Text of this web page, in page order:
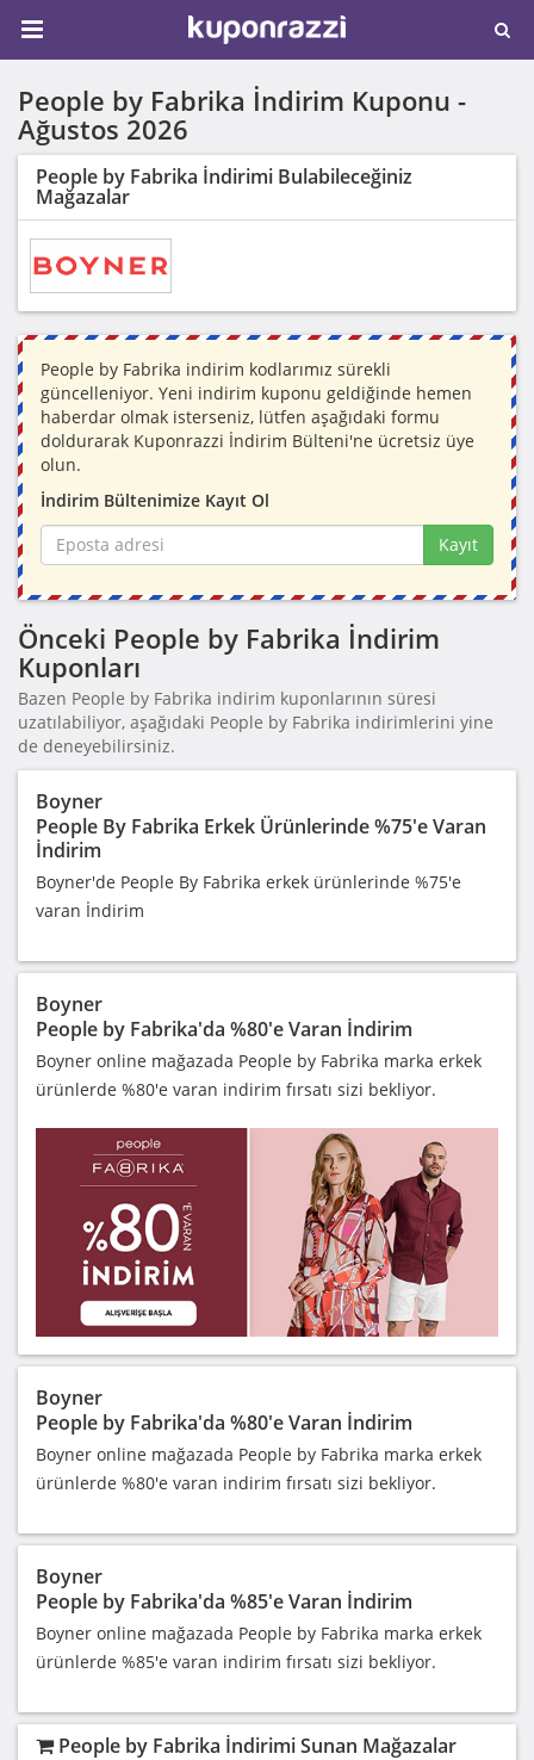
People by Fabrika İndirim Kuponu -
Ağustos 2026
People by Fabrika İndirimi Bulabileceğiniz
Mağazalar
People by Fabrika indirim kodlarımız sürekli
güncelleniyor. Yeni indirim kuponu geldiğinde hemen
haberdar olmak isterseniz, lütfen aşağıdaki formu
doldurarak Kuponrazzi İndirim Bülteni'ne ücretsiz üye
olun.
İndirim Bültenimize Kayıt Ol
Kayıt
Önceki People by Fabrika İndirim
Kuponları
Bazen People by Fabrika indirim kuponlarının süresi
uzatılabiliyor, aşağıdaki People by Fabrika indirimlerini yine
de deneyebilirsiniz.
Boyner
People By Fabrika Erkek Ürünlerinde %75'e Varan
İndirim
Boyner'de People By Fabrika erkek ürünlerinde %75'e
varan İndirim
Boyner
People by Fabrika'da %80'e Varan İndirim
Boyner online mağazada People by Fabrika marka erkek
ürünlerde %80'e varan indirim fırsatı sizi bekliyor.
Boyner
People by Fabrika'da %80'e Varan İndirim
Boyner online mağazada People by Fabrika marka erkek
ürünlerde %80'e varan indirim fırsatı sizi bekliyor.
Boyner
People by Fabrika'da %85'e Varan İndirim
Boyner online mağazada People by Fabrika marka erkek
ürünlerde %85'e varan indirim fırsatı sizi bekliyor.
People by Fabrika İndirimi Sunan Mağazalar